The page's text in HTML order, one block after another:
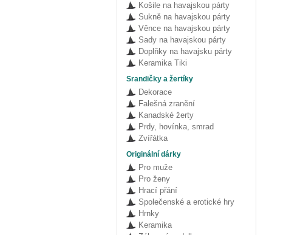
Košile na havajskou párty
Sukně na havajskou párty
Věnce na havajskou párty
Sady na havajskou párty
Doplňky na havajsku párty
Keramika Tiki
Srandičky a žertíky
Dekorace
Falešná zranění
Kanadské žerty
Prdy, hovínka, smrad
Zvířátka
Originální dárky
Pro muže
Pro ženy
Hrací přání
Společenské a erotické hry
Hrnky
Keramika